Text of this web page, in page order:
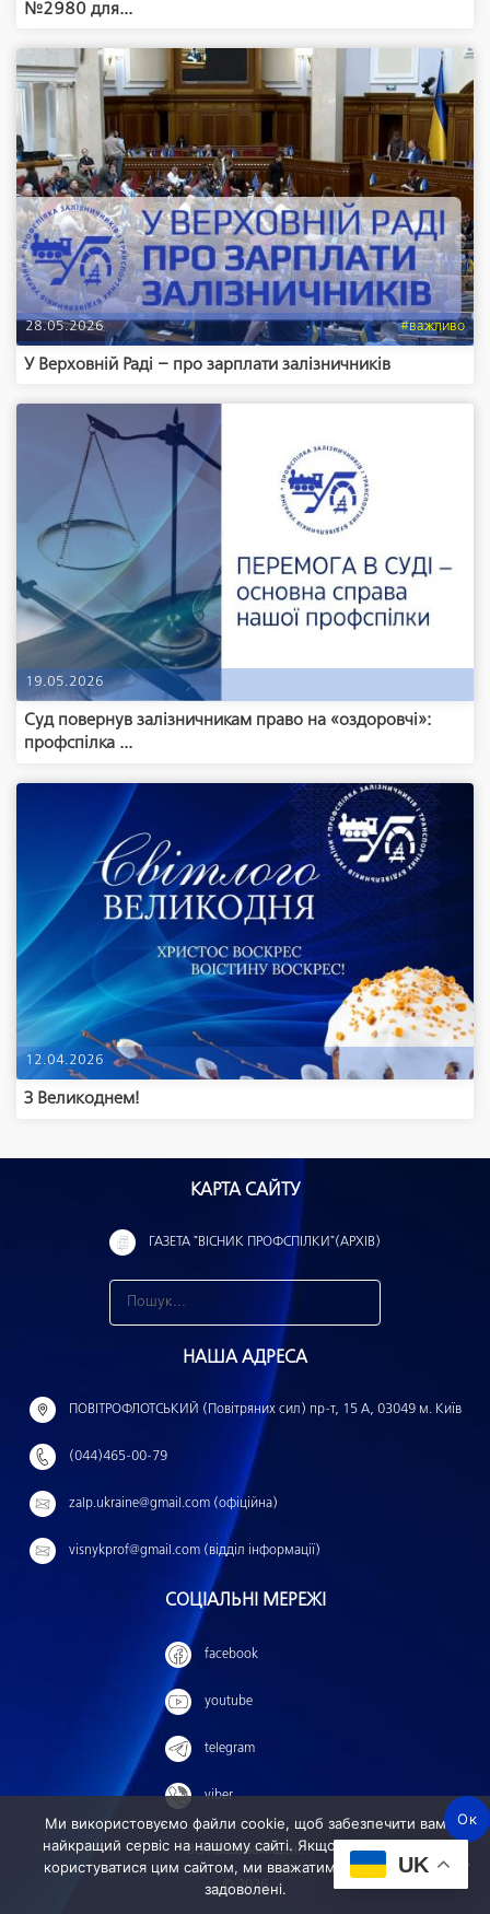
№2980 для...
28.05.2026 #важливо
У Верховній Раді – про зарплати залізничників
19.05.2026
Суд повернув залізничникам право на «оздоровчі»:
профспілка ...
12.04.2026
З Великоднем!
КАРТА САЙТУ
ГАЗЕТА "ВІСНИК ПРОФСПІЛКИ"(АРХІВ)
н
й
:
НАША АДРЕСА
ПОВІТРОФЛОТСЬКИЙ (Повітряних сил) пр-т, 15 А, 03049 м. Київ
(044)465-00-79
zalp.ukraine@gmail.com (офіційна)
visnykprof@gmail.com (відділ інформації)
СОЦІАЛЬНІ МЕРЕЖІ
facebook
youtube
telegram
viber
© 2026
Всі права захищені.
UK
Ми використовуємо файли cookie, щоб забезпечити вам
найкращий сервіс на нашому сайті. Якщо ви продовжите
користуватися цим сайтом, ми вважатимемо, що ви ним
задоволені.
Ок